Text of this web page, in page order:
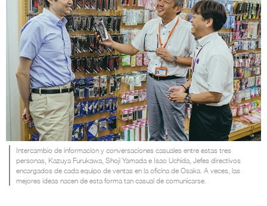
Intercambio de información y conversaciones casuales entre estas tres
personas, Kazuya Furukawa, Shoji Yamada e Isao Uchida, Jefes directivos
encargados de cada equipo de ventas en la oficina de Osaka. A veces, las
mejores ideas nacen de esta forma tan casual de comunicarse.